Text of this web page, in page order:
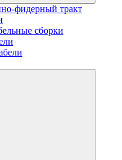
фидерный тракт
сборки